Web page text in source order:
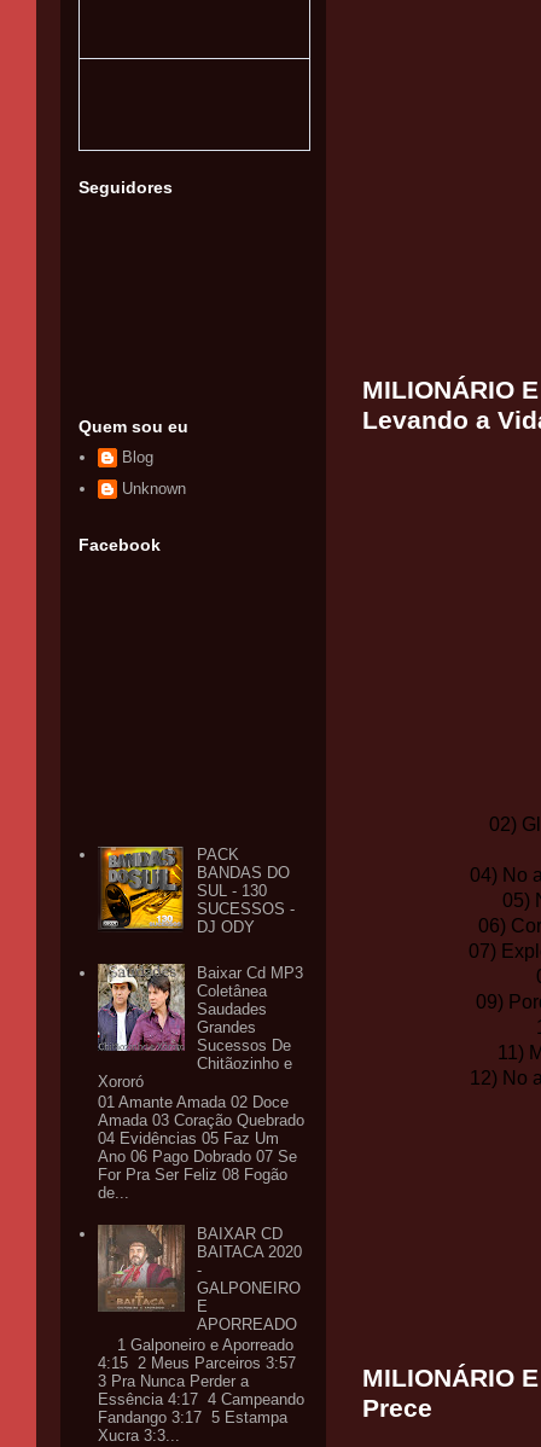
MILIONÁRIO
Levando a
02)
04) No
05)
06)
07)
09)
11)
12) No
MILIONÁRIO
Prece
Seguidores
Quem sou eu
Blog
Unknown
Facebook
PACK
BANDAS DO
SUL - 130
SUCESSOS -
DJ ODY
Baixar Cd MP3
Coletânea
Saudades
Grandes
Sucessos De
Chitãozinho e
Xororó
01 Amante Amada 02 Doce
Amada 03 Coração Quebrado
04 Evidências 05 Faz Um
Ano 06 Pago Dobrado 07 Se
For Pra Ser Feliz 08 Fogão
de...
BAIXAR CD
BAITACA 2020
-
GALPONEIRO
E
APORREADO
1 Galponeiro e Aporreado
4:15 2 Meus Parceiros 3:57
3 Pra Nunca Perder a
Essência 4:17 4 Campeando
Fandango 3:17 5 Estampa
Xucra 3:3...